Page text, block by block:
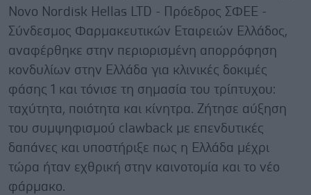
Novo Nordisk Hellas LTD - Πρόεδρος ΣΦΕΕ -
Σύνδεσμος Φαρμακευτικών Εταιρειών Ελλάδος,
αναφέρθηκε στην περιορισμένη απορρόφηση
κονδυλίων στην Ελλάδα για κλινικές δοκιμές
φάσης 1 και τόνισε τη σημασία του τρίπτυχου:
ταχύτητα, ποιότητα και κίνητρα. Ζήτησε αύξηση
του συμψηφισμού clawback με επενδυτικές
δαπάνες και υποστήριξε πως η Ελλάδα μέχρι
τώρα ήταν εχθρική στην καινοτομία και το νέο
φάρμακο.